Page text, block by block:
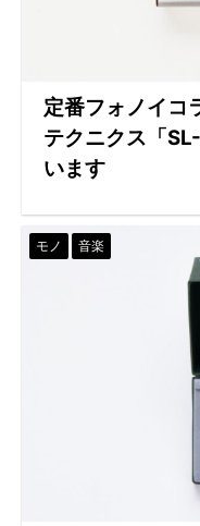
定番フォノイコ
テクニクス「
います
モノ 音楽